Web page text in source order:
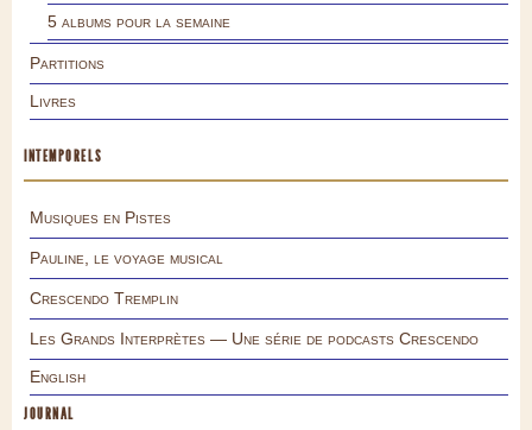
5 albums pour la semaine
Partitions
Livres
INTEMPORELS
Musiques en Pistes
Pauline, le voyage musical
Crescendo Tremplin
Les Grands Interprètes — Une série de podcasts Crescendo
English
JOURNAL